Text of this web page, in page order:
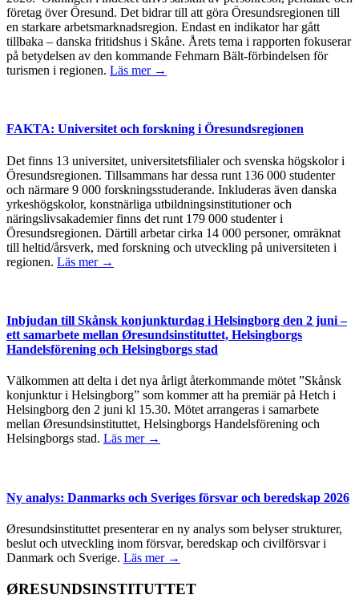
företag över Öresund. Det bidrar till att göra Öresundsregionen till
en starkare arbetsmarknadsregion. Endast en indikator har gått
tillbaka – danska fritidshus i Skåne. Årets tema i rapporten fokuserar
på betydelsen av den kommande Fehmarn Bält-förbindelsen för
turismen i regionen. Läs mer →
FAKTA: Universitet och forskning i Öresundsregionen
Det finns 13 universitet, universitetsfilialer och svenska högskolor i
Öresundsregionen. Tillsammans har dessa runt 136 000 studenter
och närmare 9 000 forskningsstuderande. Inkluderas även danska
yrkeshögskolor, konstnärliga utbildningsinstitutioner och
näringslivsakademier finns det runt 179 000 studenter i
Öresundsregionen. Därtill arbetar cirka 14 000 personer, omräknat
till heltid/årsverk, med forskning och utveckling på universiteten i
regionen. Läs mer →
Inbjudan till Skånsk konjunkturdag i Helsingborg den 2 juni –
ett samarbete mellan Øresundsinstituttet, Helsingborgs
Handelsförening och Helsingborgs stad
Välkommen att delta i det nya årligt återkommande mötet ”Skånsk
konjunktur i Helsingborg” som kommer att ha premiär på Hetch i
Helsingborg den 2 juni kl 15.30. Mötet arrangeras i samarbete
mellan Øresundsinstituttet, Helsingborgs Handelsförening och
Helsingborgs stad. Läs mer →
Ny analys: Danmarks och Sveriges försvar och beredskap 2026
Øresundsinstituttet presenterar en ny analys som belyser strukturer,
beslut och utveckling inom försvar, beredskap och civilförsvar i
Danmark och Sverige. Läs mer →
ØRESUNDSINSTITUTTET